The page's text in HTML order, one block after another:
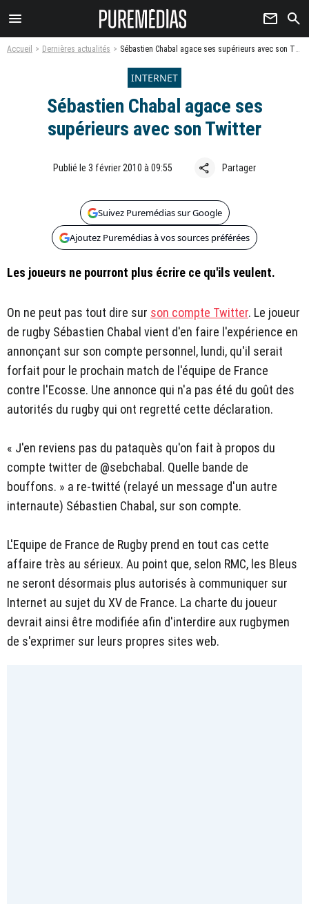
menu newsletter search
Accueil Dernières actualités Sébastien Chabal agace ses supérieurs avec son Twitter
INTERNET
Sébastien Chabal agace ses
supérieurs avec son Twitter
Publié le 3 février 2010 à 09:55 share Partager
Suivez Puremédias sur Google
Ajoutez Puremédias à vos sources préférées
Les joueurs ne pourront plus écrire ce qu'ils veulent.
On ne peut pas tout dire sur son compte Twitter. Le joueur
de rugby Sébastien Chabal vient d'en faire l'expérience en
annonçant sur son compte personnel, lundi, qu'il serait
forfait pour le prochain match de l'équipe de France
contre l'Ecosse. Une annonce qui n'a pas été du goût des
autorités du rugby qui ont regretté cette déclaration.
« J'en reviens pas du pataquès qu'on fait à propos du
compte twitter de @sebchabal. Quelle bande de
bouffons. » a re-twitté (relayé un message d'un autre
internaute) Sébastien Chabal, sur son compte.
L'Equipe de France de Rugby prend en tout cas cette
affaire très au sérieux. Au point que, selon RMC, les Bleus
ne seront désormais plus autorisés à communiquer sur
Internet au sujet du XV de France. La charte du joueur
devrait ainsi être modifiée afin d'interdire aux rugbymen
de s'exprimer sur leurs propres sites web.